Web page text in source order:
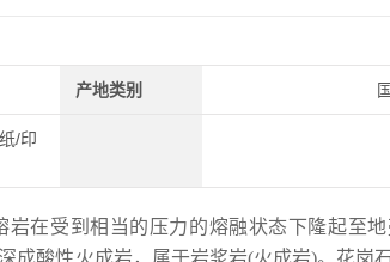
产地类别
/印
岩在受到相当的压力的熔融状态下隆起至
成酸性火成岩，属于岩浆岩(火成岩)。花岗